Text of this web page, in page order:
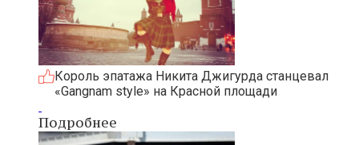
Король эпатажа Никита Джигурда станцевал
«Gangnam style» на Красной площади
Подробнее